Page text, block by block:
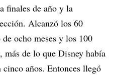
finales de año y la
Alcanzó los 60
ocho meses y los 100
más de lo que Disney había
años. Entonces llegó